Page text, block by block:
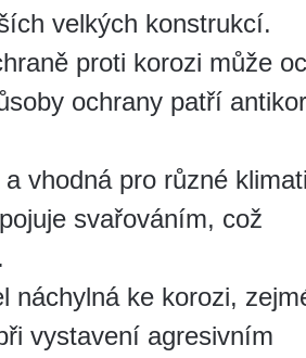
velkých konstrukcí.
proti korozi může
ochrany patří
vhodná pro různé
svařováním, což
náchylná ke korozi,
vystavení agresivním